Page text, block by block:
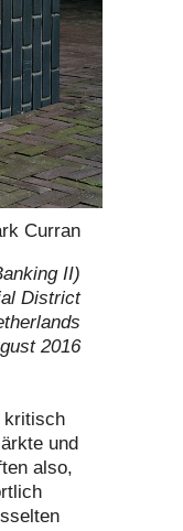
Curran
II)
District
2016
kritisch
und
also,